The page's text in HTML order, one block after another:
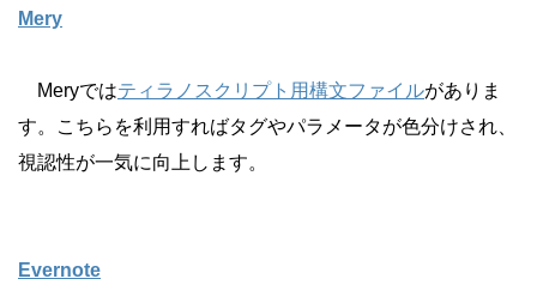
Mery
Meryではティラノスクリプト用構文ファイルがありま
す。こちらを利用すればタグやパラメータが色分けされ、
視認性が一気に向上します。
Evernote